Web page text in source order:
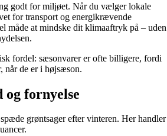
godt for miljøet. Når du vælger lokale
for transport og energikrævende
måde at mindske dit klimaaftryk på – uden
fordel: sæsonvarer er ofte billigere, fordi
når de er i højsæson.
fornyelse
grøntsager efter vinteren. Her handler